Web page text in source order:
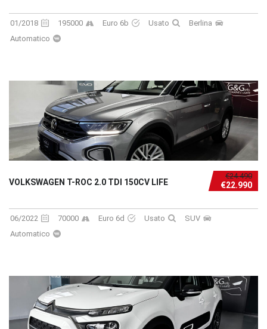
01/2018 195000 Euro 6b Usato
Berlina
Automatico
€24.490
€22.990
VOLKSWAGEN T-ROC 2.0 TDI 150CV LIFE
06/2022 70000 Euro 6d Usato
SUV
Automatico